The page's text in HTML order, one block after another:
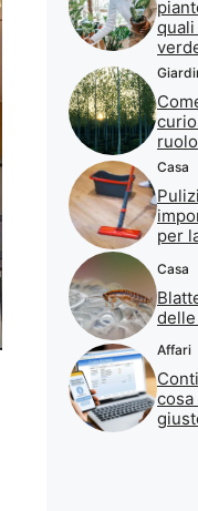
Casa
per
Casa
Affari